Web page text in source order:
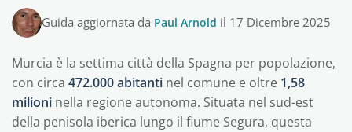
Guida aggiornata da Paul Arnold il 17 Dicembre 2025
Murcia è la settima città della Spagna per popolazione,
con circa 472.000 abitanti nel comune e oltre 1,58
milioni nella regione autonoma. Situata nel sud-est
della penisola iberica lungo il fiume Segura, questa